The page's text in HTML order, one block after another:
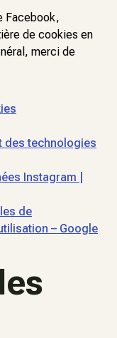
Facebook,
de cookies en
merci de
des technologies
Instagram |
de
– Google